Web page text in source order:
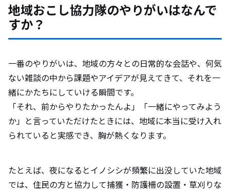
地域おこし協力隊のやりがいはなんで
すか？
一番のやりがいは、地域の方々との日常的な会話や、何気
ない雑談の中から課題やアイデアが見えてきて、それを一
緒にかたちにしていける瞬間です。
「それ、前からやりたかったんよ」「一緒にやってみよう
か」と言っていただけたときには、地域に本当に受け入れ
られていると実感でき、胸が熱くなります。
たとえば、夜になるとイノシシが頻繁に出没していた地域
では、住民の方と協力して捕獲・防護柵の設置・草刈りな